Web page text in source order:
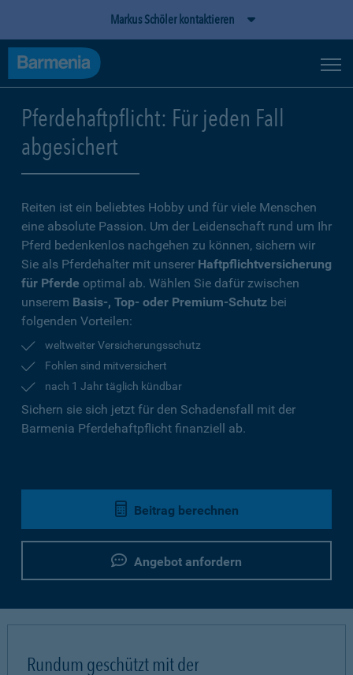
Markus Schöler kontaktieren
Pferdehaftpflicht: Für jeden Fall
abgesichert
Reiten ist ein beliebtes Hobby und für viele Menschen
eine absolute Passion. Um der Leidenschaft rund um Ihr
Pferd bedenkenlos nachgehen zu können, sichern wir
Sie als Pferdehalter mit unserer Haftpflichtversicherung
für Pferde optimal ab. Wählen Sie dafür zwischen
unserem Basis-, Top- oder Premium-Schutz bei
folgenden Vorteilen:
weltweiter Versicherungsschutz
Fohlen sind mitversichert
nach 1 Jahr täglich kündbar
Sichern sie sich jetzt für den Schadensfall mit der
Barmenia Pferdehaftpflicht finanziell ab.
Beitrag berechnen
Angebot anfordern
Rundum geschützt mit der